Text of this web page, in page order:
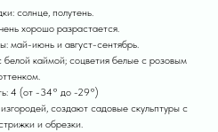
солнце, полутень.
хорошо разрастается.
май-июнь и август-сентябрь.
каймой; соцветия белые с розовым
4 (от -34° до -29°)
создают садовые скульптуры с
и обрезки.